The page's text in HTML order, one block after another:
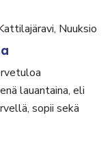
Nuuksio
lauantaina, eli
sopii sekä